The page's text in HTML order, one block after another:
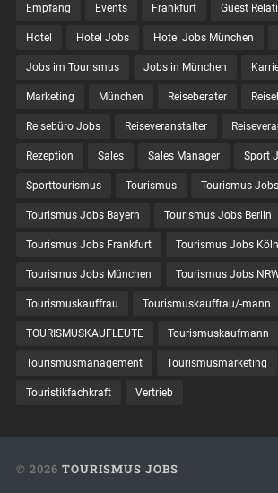
Empfang Events Frankfurt Guest
Hotel Hotel Jobs Hotel Jobs München
Jobs im Tourismus Jobs in München
Marketing München Reiseberater
Reisebüro Jobs Reiseveranstalter
Rezeption Sales Sales Manager Sport
Sporttourismus Tourismus Tourismus Jobs
Tourismus Jobs Bayern Tourismus Jobs Berlin
Tourismus Jobs Frankfurt Tourismus Jobs Köln
Tourismus Jobs München Tourismus Jobs
Tourismuskauffrau Tourismuskauffrau/-mann
TOURISMUSKAUFLEUTE Tourismuskaufmann
Tourismusmanagement Tourismusmarketing
Touristikfachkraft Vertrieb
© 2026 TOURISMUS JOBS